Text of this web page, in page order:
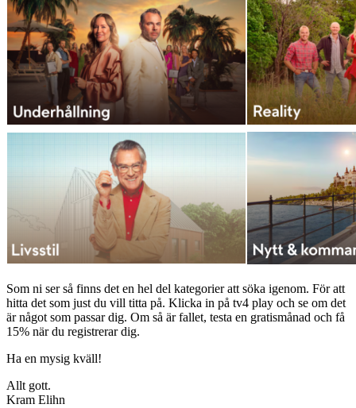
Som ni ser så finns det en hel del kategorier att söka igenom. För att
hitta det som just du vill titta på. Klicka in på tv4 play och se om det
är något som passar dig. Om så är fallet, testa en gratismånad och få
15% när du registrerar dig.
Ha en mysig kväll!
Allt gott.
Kram Elihn